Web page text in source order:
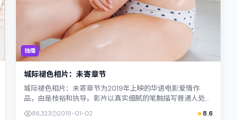
独播
城际褪色相片：未寄章节
城际褪色相片：未寄章节为2019年上映的华语电影爱情作
品，由是枝裕和执导。影片以真实细腻的笔触描写普通人处
86,323 2019-01-02 8.6